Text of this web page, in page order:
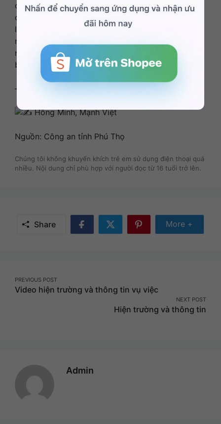
các cơ quan chức năng, nhà trường, gia đình và
các tổ chức đoàn thể trong việc tăng cường quản
lý, giáo dục, định hướng kỹ năng sống, xây dựng
môi trường học đường an toàn, lành mạnh; kịp thời
ngăn chặn, phòng ngừa từ sớm, từ xa các hành vi
bạo lực học đường./.
——
Hồng Minh, Mạnh Việt
Nguồn: Công an tỉnh Phú Thọ
Chúng tôi không khuyến khích trẻ em sử dụng điện thoại quá
nhiều. Nội dung chỉ phù hợp với người đọc từ 16 tuổi trở lên.
Share
Share
Share
Share
More +
Post
navigation
PREVIOUS POST
Video hiện trường và thông tin vụ việc
NEXT POST
Hiện trường và thông tin
Admin